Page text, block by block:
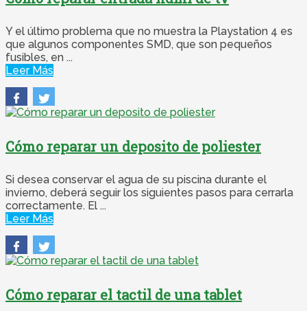
Y el último problema que no muestra la Playstation 4 es
que algunos componentes SMD, que son pequeños
fusibles, en ...
Leer Más
Cómo reparar un deposito de poliester
Si desea conservar el agua de su piscina durante el
invierno, deberá seguir los siguientes pasos para cerrarla
correctamente. El ...
Leer Más
Cómo reparar el tactil de una tablet